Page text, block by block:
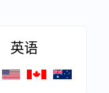
英语